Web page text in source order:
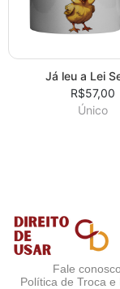
Já leu a Lei
R$57,00
Único
Fale conosco
Política de Troca e